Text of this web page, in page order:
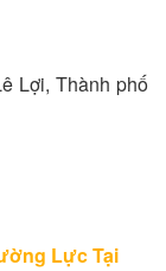
Lợi, Thành phố
Lực Tại